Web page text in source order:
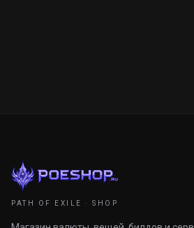
PATH OF EXILE · SHOP